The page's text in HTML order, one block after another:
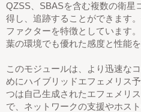
QZSS、SBASを含む複数の衛星
得し、追跡することができます
ファクターを特徴としています
葉の環境でも優れた感度と性能を
このモジュールは、より迅速な
めにハイブリッドエフェメリス
つは自己生成されたエフェメリ
で、ネットワークの支援やホス